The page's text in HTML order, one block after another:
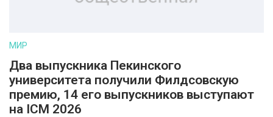
МИР
Два выпускника Пекинского
университета получили Филдсовскую
премию, 14 его выпускников выступают
на ICM 2026